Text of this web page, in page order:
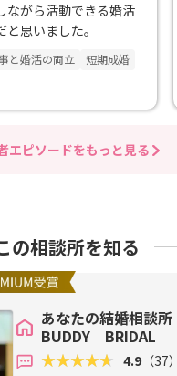
ながら活動できる婚活
思いました。
と婚活の両立 短期成婚
エピソードをもっと見る
の相談所を知る
あなたの結婚相談所
BUDDY BRIDAL
4.9 （37）